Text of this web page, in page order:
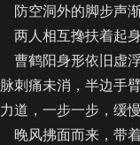
空洞外的脚步声渐
人相互搀扶着起身
鹤阳身形依旧虚浮
刺痛未消，半边手
道，一步一步，缓
风拂面而来，带着